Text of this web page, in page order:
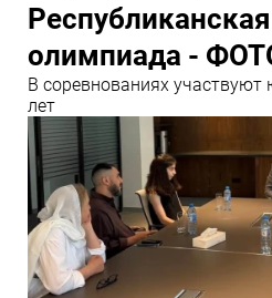
олимпиада -
В соревнованиях
лет